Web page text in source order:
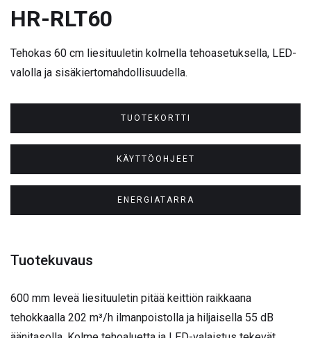
HR-RLT60
Tehokas 60 cm liesituuletin kolmella tehoasetuksella, LED-
valolla ja sisäkiertomahdollisuudella.
TUOTEKORTTI
KÄYTTÖOHJEET
ENERGIATARRA
Tuotekuvaus
600 mm leveä liesituuletin pitää keittiön raikkaana
tehokkaalla 202 m³/h ilmanpoistolla ja hiljaisella 55 dB